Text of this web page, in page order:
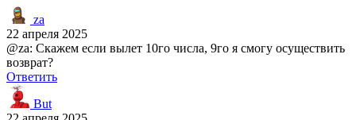
za
22 апреля 2025
@za: Скажем если вылет 10го числа, 9го я смогу осуществить
возврат?
Ответить
But